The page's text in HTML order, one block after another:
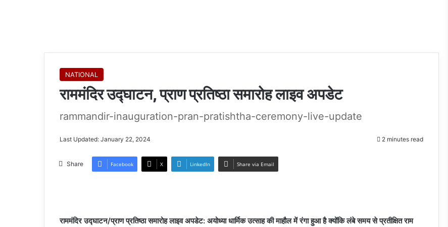
NATIONAL
राममंदिर उद्घाटन, प्राण प्रतिष्ठा समारोह लाइव अपडेट
rammandir-inauguration-pran-pratishtha-ceremony-live-update
Last Updated: January 22, 2024 2 minutes read
Share Facebook X LinkedIn Share via Email
राममंदिर उद्घाटन/प्राण प्रतिष्ठा समारोह लाइव अपडेट: अयोध्या धार्मिक उत्साह की माहौल में रंगा हुआ है क्योंकि लंबे समय से प्रतीक्षित राम